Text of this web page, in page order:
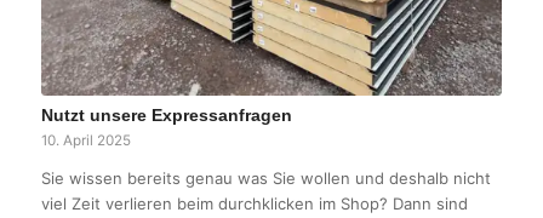
Nutzt unsere Expressanfragen
10. April 2025
Sie wissen bereits genau was Sie wollen und deshalb nicht
viel Zeit verlieren beim durchklicken im Shop? Dann sind